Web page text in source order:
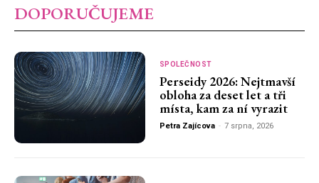
DOPORUČUJEME
SPOLEČNOST
Perseidy 2026: Nejtmavší
obloha za deset let a tři
místa, kam za ní vyrazit
Petra Zajícova - 7 srpna, 2026